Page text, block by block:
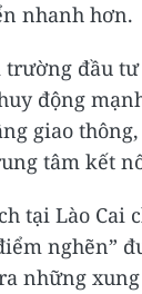
nhanh hơn.
đầu
động
giao
tâm kết
tại Lào Cai
nghẽn”
những